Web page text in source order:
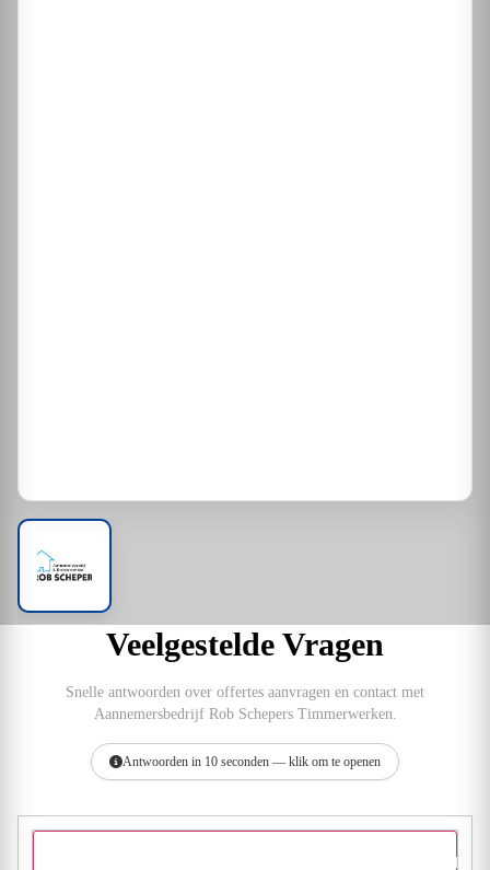
Veelgestelde Vragen
Snelle antwoorden over offertes aanvragen en contact met
Aannemersbedrijf Rob Schepers Timmerwerken.
Antwoorden in 10 seconden — klik om te openen
Hoe vraag ik een offerte aan bij Aannemersbedrijf Rob Schepers